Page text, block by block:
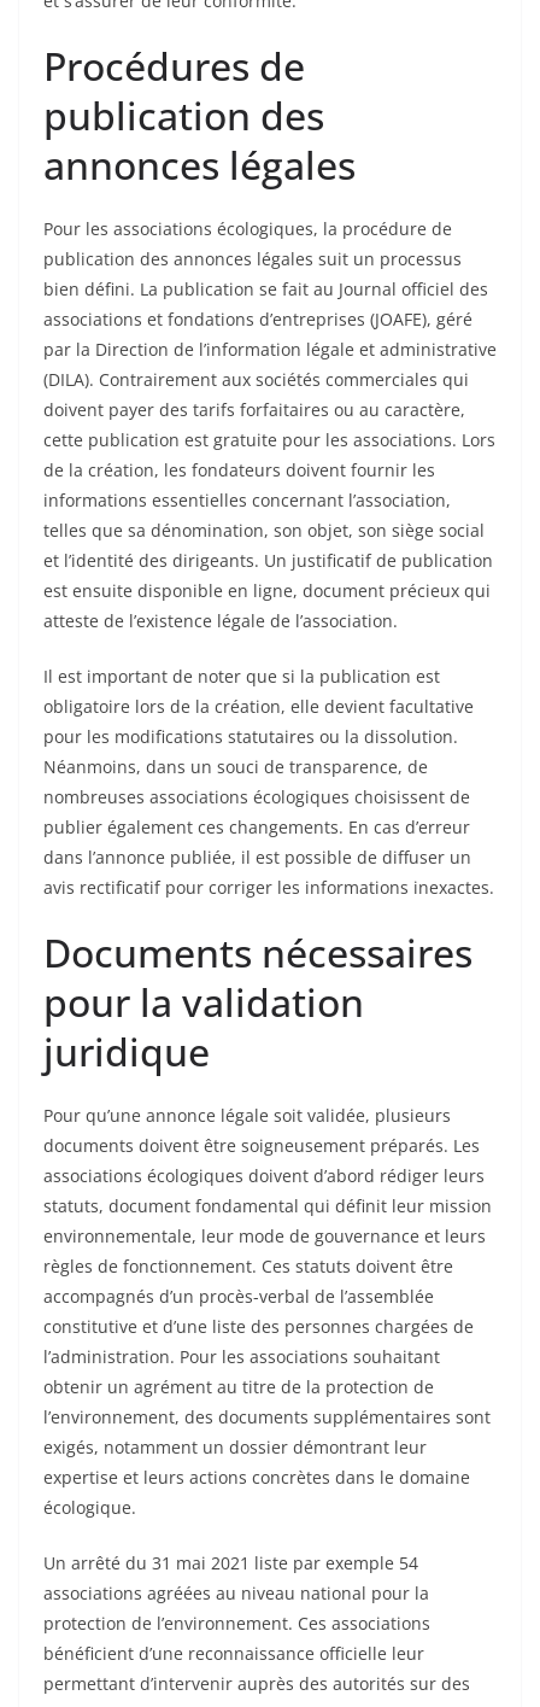
Procédures de
publication des
annonces légales
Pour les associations écologiques, la procédure de
publication des annonces légales suit un processus
bien défini. La publication se fait au Journal officiel des
associations et fondations d’entreprises (JOAFE), géré
par la Direction de l’information légale et administrative
(DILA). Contrairement aux sociétés commerciales qui
doivent payer des tarifs forfaitaires ou au caractère,
cette publication est gratuite pour les associations. Lors
de la création, les fondateurs doivent fournir les
informations essentielles concernant l’association,
telles que sa dénomination, son objet, son siège social
et l’identité des dirigeants. Un justificatif de publication
est ensuite disponible en ligne, document précieux qui
atteste de l’existence légale de l’association.
Il est important de noter que si la publication est
obligatoire lors de la création, elle devient facultative
pour les modifications statutaires ou la dissolution.
Néanmoins, dans un souci de transparence, de
nombreuses associations écologiques choisissent de
publier également ces changements. En cas d’erreur
dans l’annonce publiée, il est possible de diffuser un
avis rectificatif pour corriger les informations inexactes.
Documents nécessaires
pour la validation
juridique
Pour qu’une annonce légale soit validée, plusieurs
documents doivent être soigneusement préparés. Les
associations écologiques doivent d’abord rédiger leurs
statuts, document fondamental qui définit leur mission
environnementale, leur mode de gouvernance et leurs
règles de fonctionnement. Ces statuts doivent être
accompagnés d’un procès-verbal de l’assemblée
constitutive et d’une liste des personnes chargées de
l’administration. Pour les associations souhaitant
obtenir un agrément au titre de la protection de
l’environnement, des documents supplémentaires sont
exigés, notamment un dossier démontrant leur
expertise et leurs actions concrètes dans le domaine
écologique.
Un arrêté du 31 mai 2021 liste par exemple 54
associations agréées au niveau national pour la
protection de l’environnement. Ces associations
bénéficient d’une reconnaissance officielle leur
permettant d’intervenir auprès des autorités sur des